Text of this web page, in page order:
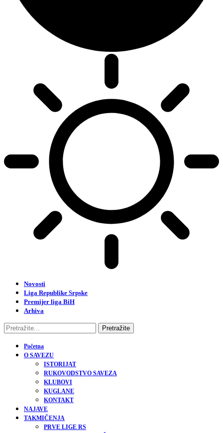
Novosti
Liga Republike Srpske
Premijer liga BiH
Arhiva
Početna
O SAVEZU
ISTORIJAT
RUKOVODSTVO SAVEZA
KLUBOVI
KUGLANE
KONTAKT
NAJAVE
TAKMIČENJA
PRVE LIGE RS